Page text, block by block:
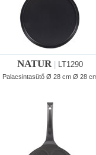
NATUR LT1290
Palacsintasütő Ø 28 cm Ø 28